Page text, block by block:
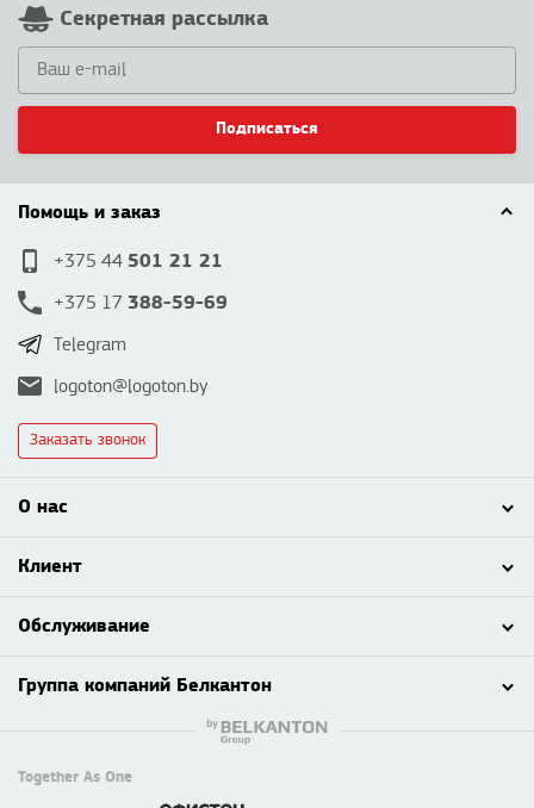
Секретная рассылка
Подписаться
Помощь и заказ
+375 44 501 21 21
+375 17 388-59-69
Telegram
logoton@logoton.by
Заказать звонок
О нас
Клиент
Обслуживание
Группа компаний Белкантон
Together As One